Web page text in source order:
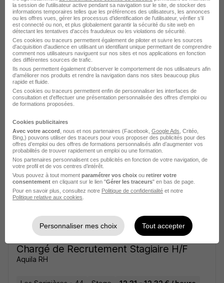
Voir l’offre
il y a 4 jours
Stage Assistant Marketing &
Développement Commercial H/F
Nantes - 44 Stage 12,31 € / heure
Voir l’offre
il y a 4 jours
Chargé de Recrutement Stagiaire H/F
Aquila RH
la session de l'utilisateur active pendant sa navigation sur le site, de stocker des
informations temporaires telles que les préférences des utilisateurs, les annonces
ou les offres vues, gérer les processus d'identification de l'utilisateur, vérifier s'il
est connecté ou non, et plus globalement garantir la sécurité du site web en
détectant les tentatives d'accès frauduleux ou les violations de sécurité.
Ces cookies ou traceurs permettent également de piloter et suivre les sources
d'acquisition d'audience en utilisant un identifiant unique permettant de comprendre
comment nos utilisateurs naviguent sur nos sites et nos applications en fonction
des différentes sources de trafic.
Ils nous permettent également d’observer le comportement de nos utilisateurs afin
d'améliorer nos produits et rendre la navigation dans nos sites beaucoup plus
rapide et fluide.
Ces cookies ou traceurs permettent enfin de personnaliser les interfaces de
consultation et d'effectuer une présentation personnalisée des offres d'emploi ou
de formations proposées.
Cookies publicitaires
Avec votre accord , nous et nos partenaires (Facebook, Google Ads , Critéo,
Bing,) pouvons utiliser des traceurs pour vous proposer des publicités pour des
offres d’emploi ou des offres de formations personnalisés afin d’augmenter vos
probabilités de trouver rapidement un emploi ou une formation.
Nos partenaires personnalisent ces publicités en fonction de votre navigation, de
votre profil et de vos centres d’intérêt.
Vous pouvez à tout moment paramétrer vos choix ou retirer votre
consentement en cliquant sur le lien "Gérer les traceurs" en bas de page.
Pour en savoir plus, consultez notre Politique de confidentialité et notre
Politique relative aux cookies
Personnaliser mes choix Tout accepter